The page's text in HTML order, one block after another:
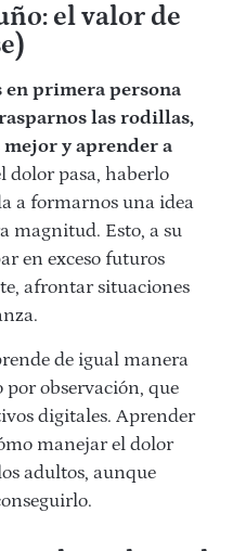
el valor de
primera persona
las rodillas,
y aprender a
dolor pasa, haberlo
a formarnos una idea
magnitud. Esto, a su
en exceso futuros
afrontar situaciones
de igual manera
observación, que
digitales. Aprender
manejar el dolor
adultos, aunque